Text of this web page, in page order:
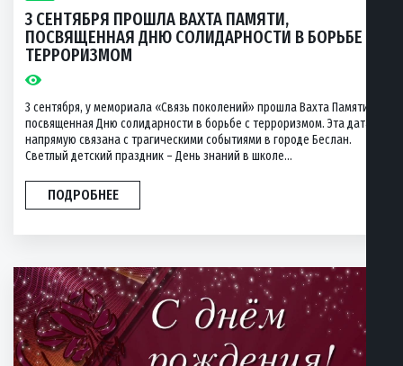
3 СЕНТЯБРЯ ПРОШЛА ВАХТА ПАМЯТИ,
ПОСВЯЩЕННАЯ ДНЮ СОЛИДАРНОСТИ В БОРЬБЕ С
ТЕРРОРИЗМОМ
3 сентября, у мемориала «Связь поколений» прошла Вахта Памяти,
посвященная Дню солидарности в борьбе с терроризмом. Эта дата
напрямую связана с трагическими событиями в городе Беслан.
Светлый детский праздник – День знаний в школе...
ПОДРОБНЕЕ